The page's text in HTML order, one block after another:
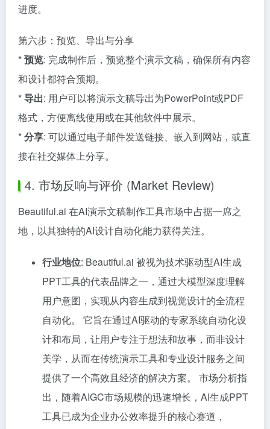
进度。
第六步：预览、导出与分享
*预览: 完成制作后，预览整个演示文稿，确保所有内容
和设计都符合预期。
*导出: 用户可以将演示文稿导出为PowerPoint或PDF
格式，方便离线使用或在其他软件中展示。
*分享: 可以通过电子邮件发送链接、嵌入到网站，或直
接在社交媒体上分享。
4. 市场反响与评价 (Market Review)
Beautiful.ai 在AI演示文稿制作工具市场中占据一席之
地，以其独特的AI设计自动化能力获得关注。
行业地位: Beautiful.ai 被视为技术驱动型AI生成
PPT工具的代表品牌之一，通过大模型深度理解
用户意图，实现从内容生成到视觉设计的全流程
自动化。 它旨在通过AI驱动的专家系统自动化设
计和布局，让用户专注于想法和故事，而非设计
美学，从而在传统演示工具和专业设计服务之间
提供了一个高效且经济的解决方案。 市场分析指
出，随着AIGC市场规模的迅速增长，AI生成PPT
工具已成为企业办公效率提升的核心赛道，